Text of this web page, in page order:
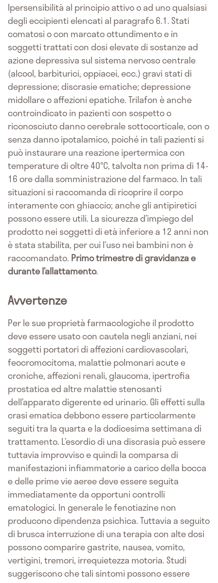
Ipersensibilità al principio attivo o ad uno qualsiasi
degli eccipienti elencati al paragrafo 6.1. Stati
comatosi o con marcato ottundimento e in
soggetti trattati con dosi elevate di sostanze ad
azione depressiva sul sistema nervoso centrale
(alcool, barbiturici, oppiacei, ecc.) gravi stati di
depressione; discrasie ematiche; depressione
midollare o affezioni epatiche. Trilafon è anche
controindicato in pazienti con sospetto o
riconosciuto danno cerebrale sottocorticale, con o
senza danno ipotalamico, poiché in tali pazienti si
può instaurare una reazione ipertermica con
temperature di oltre 40°C, talvolta non prima di 14-
16 ore dalla somministrazione del farmaco. In tali
situazioni si raccomanda di ricoprire il corpo
interamente con ghiaccio; anche gli antipiretici
possono essere utili. La sicurezza d’impiego del
prodotto nei soggetti di età inferiore a 12 anni non
è stata stabilita, per cui l’uso nei bambini non è
raccomandato. Primo trimestre di gravidanza e
durante l’allattamento.
Avvertenze
Per le sue proprietà farmacologiche il prodotto
deve essere usato con cautela negli anziani, nei
soggetti portatori di affezioni cardiovascolari,
feocromocitoma, malattie polmonari acute e
croniche, affezioni renali, glaucoma, ipertrofia
prostatica ed altre malattie stenosanti
dell’apparato digerente ed urinario. Gli effetti sulla
crasi ematica debbono essere particolarmente
seguiti tra la quarta e la dodicesima settimana di
trattamento. L’esordio di una discrasia può essere
tuttavia improvviso e quindi la comparsa di
manifestazioni infiammatorie a carico della bocca
e delle prime vie aeree deve essere seguita
immediatamente da opportuni controlli
ematologici. In generale le fenotiazine non
producono dipendenza psichica. Tuttavia a seguito
di brusca interruzione di una terapia con alte dosi
possono comparire gastrite, nausea, vomito,
vertigini, tremori, irrequietezza motoria. Studi
suggeriscono che tali sintomi possono essere